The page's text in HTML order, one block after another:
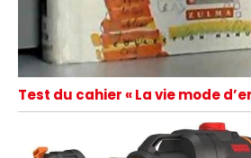
Test du cahier « La vie mode